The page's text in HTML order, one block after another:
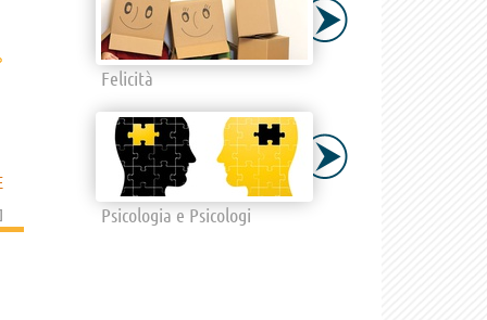
]
Felicità
Psicologia e Psicologi